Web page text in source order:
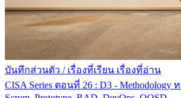
บันทึกส่วนตัว / เรื่องที่เรียน เรื่องที่อ่าน
CISA Series ตอนที่ 26 : D3 - Methodology